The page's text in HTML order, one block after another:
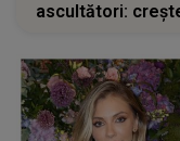
ascultători: